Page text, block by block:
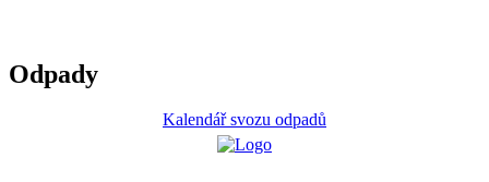
Odpady
Kalendář svozu odpadů